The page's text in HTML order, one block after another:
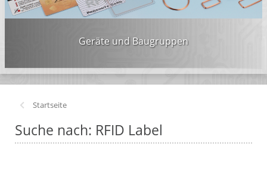
Geräte und Baugruppen
Startseite
Suche nach: RFID Label